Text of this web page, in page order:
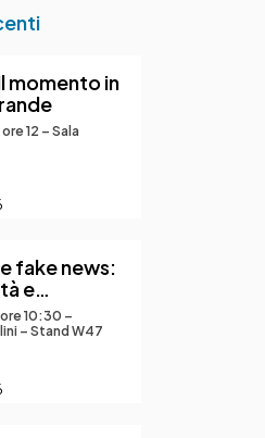
momento in
12 – Sala
fake news:
e
del
10:30 –
– Stand W47